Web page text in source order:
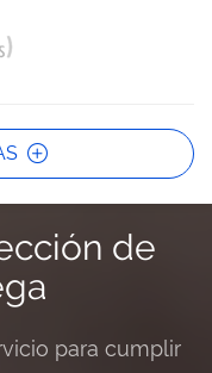
de
para cumplir